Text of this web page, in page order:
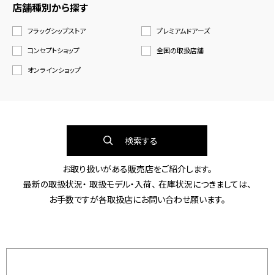
店舗種別から探す
フラッグシップストア
プレミアムドアーズ
コンセプトショップ
全国の取扱店舗
オンラインショップ
検索する
お取り扱いがある販売店をご紹介します。
最新の取扱状況・ 取扱モデル・入荷、 在庫状況につきましては、
お手数ですが各取扱店にお問い合わせ願います。